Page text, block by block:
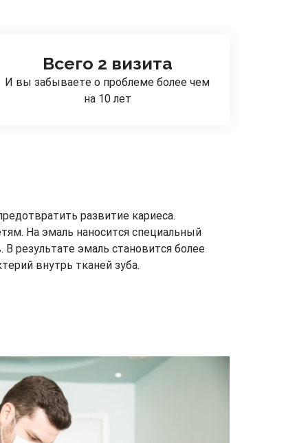
Всего 2 визита
И вы забываете о проблеме более чем
на 10 лет
развитие кариеса.
На эмаль наносится специальный
результате эмаль становится более
внутрь тканей зуба.